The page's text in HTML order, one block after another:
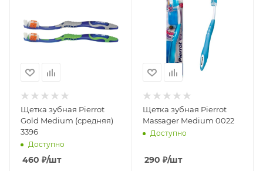
Щетка зубная Pierrot
Gold Medium (средняя)
3396
Доступно
460 ₽/шт
Щетка зубная Pierrot
Massager Medium 0022
Доступно
290 ₽/шт